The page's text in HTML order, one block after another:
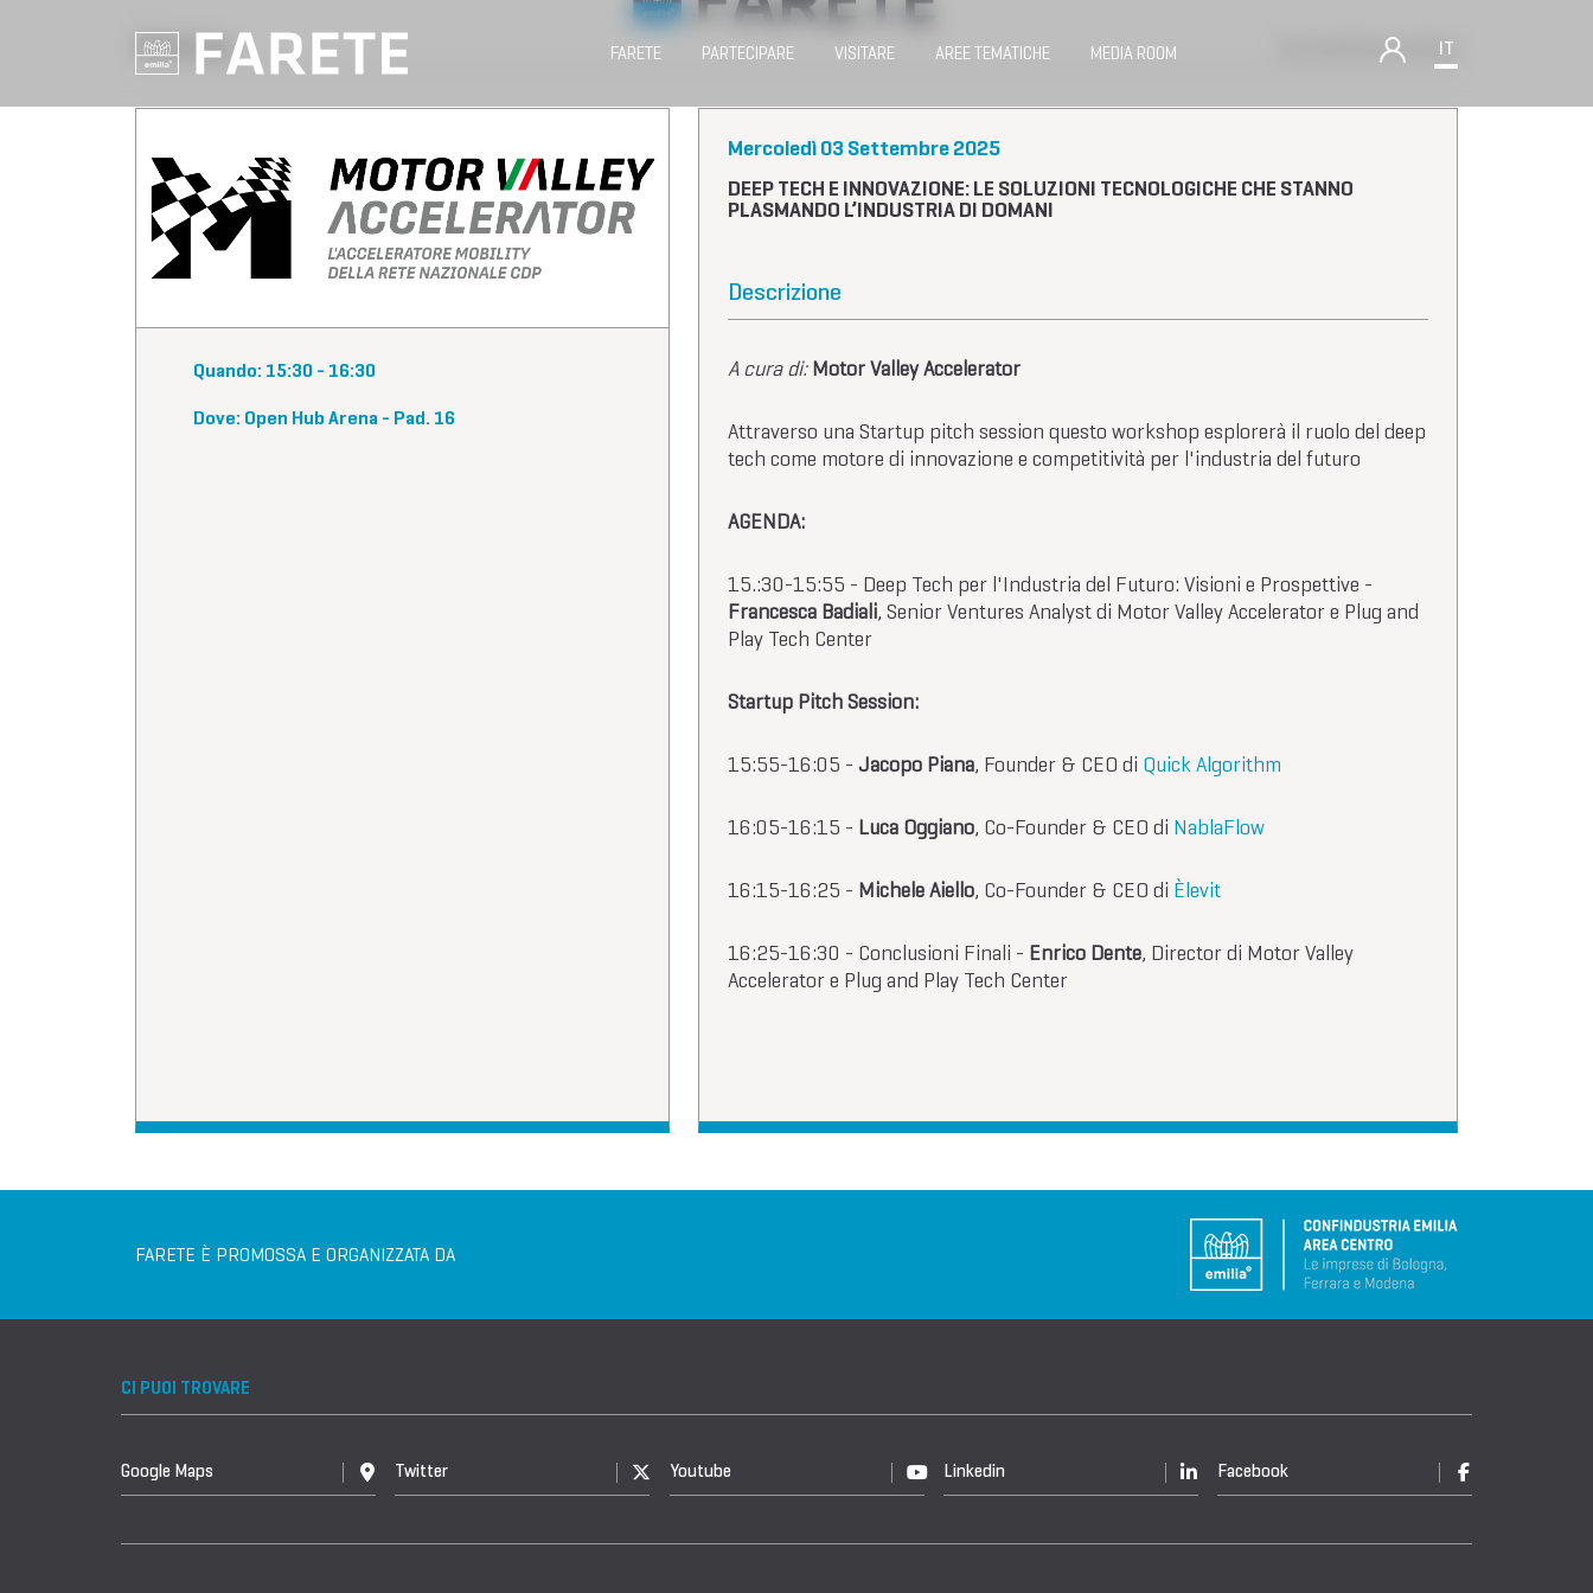
FARETE PARTECIPARE VISITARE AREE TEMATICHE MEDIA ROOM IT
Workshop Torna alla lista workshop
Quando: 15:30 - 16:30
Dove: Open Hub Arena - Pad. 16
Mercoledì 03 Settembre 2025
DEEP TECH E INNOVAZIONE: LE SOLUZIONI TECNOLOGICHE CHE STANNO
PLASMANDO L’INDUSTRIA DI DOMANI
Descrizione
A cura di: Motor Valley Accelerator
Attraverso una Startup pitch session questo workshop esplorerà il ruolo del deep
tech come motore di innovazione e competitività per l'industria del futuro
AGENDA:
15.:30-15:55 - Deep Tech per l'Industria del Futuro: Visioni e Prospettive -
Francesca Badiali, Senior Ventures Analyst di Motor Valley Accelerator e Plug and
Play Tech Center
Startup Pitch Session:
15:55-16:05 - Jacopo Piana, Founder & CEO di Quick Algorithm
16:05-16:15 - Luca Oggiano, Co-Founder & CEO di NablaFlow
16:15-16:25 - Michele Aiello, Co-Founder & CEO di Èlevit
16:25-16:30 - Conclusioni Finali - Enrico Dente, Director di Motor Valley
Accelerator e Plug and Play Tech Center
FARETE È PROMOSSA E ORGANIZZATA DA
CI PUOI TROVARE
Google Maps Twitter Youtube Linkedin Facebook